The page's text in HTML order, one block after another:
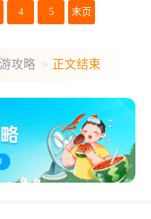
4 5 末页
攻略 正文结束